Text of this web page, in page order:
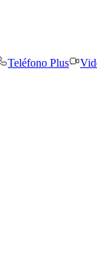
Teléfono Plus